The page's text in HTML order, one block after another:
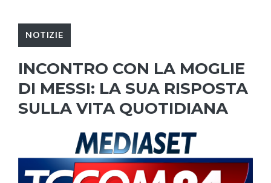
NOTIZIE
INCONTRO CON LA MOGLIE
DI MESSI: LA SUA RISPOSTA
SULLA VITA QUOTIDIANA